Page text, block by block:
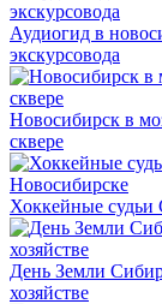
Аудиогид в
экскурсовода
Новосибирск в
сквере
Хоккейные
День Земли
хозяйстве